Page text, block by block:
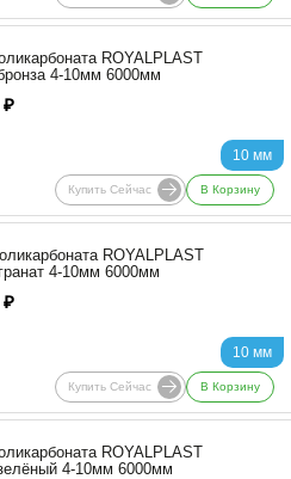
10 мм
ROYALPLAST
4-10мм 6000мм
₽
Купить Сейчас В Корзину
10 мм
ROYALPLAST
4-10мм 6000мм
₽
Купить Сейчас В Корзину
ROYALPLAST
4-10мм 6000мм